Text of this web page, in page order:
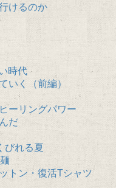
けるのか
時代
いく（前編）
ーリングパワー
だ
びれる夏
トン・復活Tシャツ